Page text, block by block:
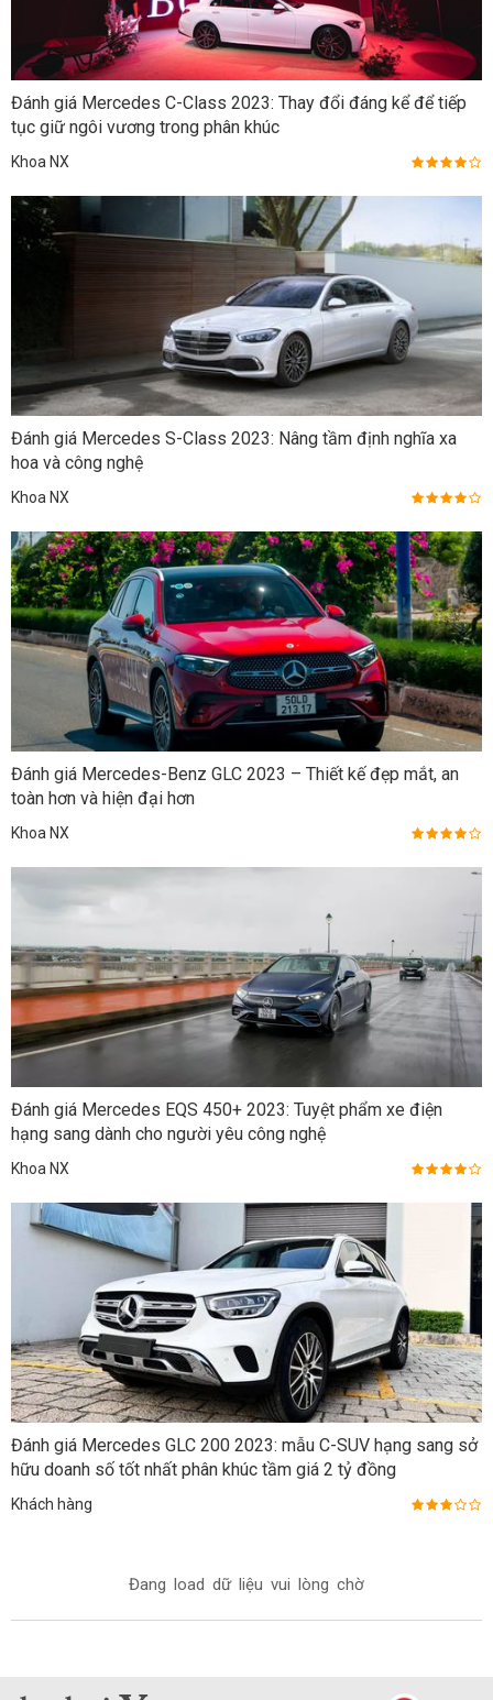
Đánh giá Mercedes C-Class 2023: Thay đổi đáng kể để tiếp
tục giữ ngôi vương trong phân khúc
Khoa NX
Đánh giá Mercedes S-Class 2023: Nâng tầm định nghĩa xa
hoa và công nghệ
Khoa NX
Đánh giá Mercedes-Benz GLC 2023 – Thiết kế đẹp mắt, an
toàn hơn và hiện đại hơn
Khoa NX
Đánh giá Mercedes EQS 450+ 2023: Tuyệt phẩm xe điện
hạng sang dành cho người yêu công nghệ
Khoa NX
Đánh giá Mercedes GLC 200 2023: mẫu C-SUV hạng sang sở
hữu doanh số tốt nhất phân khúc tầm giá 2 tỷ đồng
Khách hàng
Đang load dữ liệu vui lòng chờ